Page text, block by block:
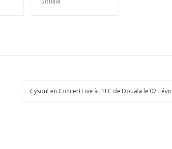
Cysoul en Concert Live à L’IFC de Douala le 07